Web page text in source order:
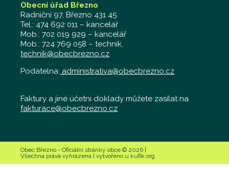
Obecní úřad Březno
Radniční 97, Březno 431 45
Tel.: 474 692 011 – kancelář
Mob.: 702 019 929 – kancelář
Mob.: 724 769 058 – technik,
technik@obecbrezno.cz
Podatelna: administrativa@obecbrezno.cz
Faktury a jiné účetní doklady můžete zasílat na
fakturace@obecbrezno.cz
Obec Březno - Oficiální stránky obce © 2026 |
Všechna práva vyhrazena | vytvořeno u kufik.org